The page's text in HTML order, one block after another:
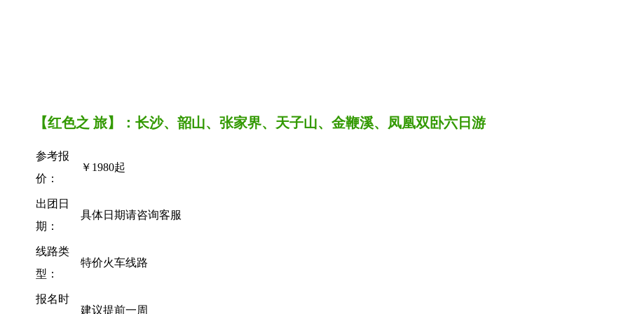
【红色之 旅】：长沙、韶山、张家界、天子山、金鞭溪、凤凰双卧六日游
参考报
价：
￥1980起
出团日
期：
具体日期请咨询客服
线路类
型：
特价火车线路
报名时
建议提前一周